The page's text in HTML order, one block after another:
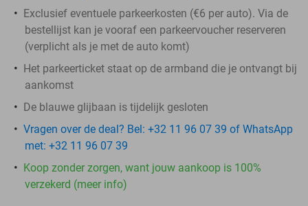
Exclusief eventuele parkeerkosten (€6 per auto). Via de
bestellijst kan je vooraf een parkeervoucher reserveren
(verplicht als je met de auto komt)
Het parkeerticket staat op de armband die je ontvangt bij
aankomst
De blauwe glijbaan is tijdelijk gesloten
Vragen over de deal? Bel: +32 11 96 07 39 of WhatsApp
met: +32 11 96 07 39
Koop zonder zorgen, want jouw aankoop is 100%
verzekerd (meer info)